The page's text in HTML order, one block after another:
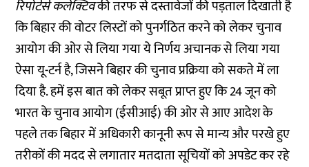
रिपोर्टर्स कलेक्टिवकी तरफ से दस्तावेजों की पड़ताल दिखाती है
कि बिहार की वोटर लिस्टों को पुनर्गठित करने को लेकर चुनाव
आयोग की ओर से लिया गया ये निर्णय अचानक से लिया गया
ऐसा यू-टर्न है, जिसने बिहार की चुनाव प्रक्रिया को सकते में ला
दिया है. हमें इस बात को लेकर सबूत प्राप्त हुए कि 24 जून को
भारत के चुनाव आयोग (ईसीआई) की ओर से आए आदेश के
पहले तक बिहार में अधिकारी कानूनी रूप से मान्य और परखे हुए
तरीकों की मदद से लगातार मतदाता सूचियों को अपडेट कर रहे